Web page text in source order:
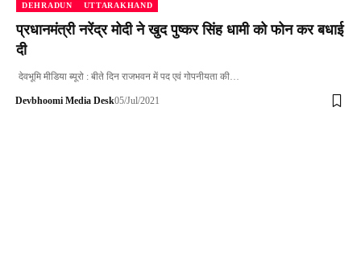
DEHRADUN UTTARAKHAND
प्रधानमंत्री नरेंद्र मोदी ने खुद पुष्कर सिंह धामी को फोन कर बधाई
दी
देवभूमि मीडिया ब्यूरो : बीते दिन राजभवन में पद एवं गोपनीयता की…
Devbhoomi Media Desk05/Jul/2021